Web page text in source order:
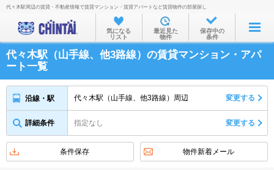
お部屋を探す
沿線・駅から
住所から
家賃相場から
不動産会社から
代々木駅周辺の賃貸・不動産情報で賃貸マンション・賃貸アパートなど賃貸物件の部屋探し
気になる
リスト
最近見た
物件
保存中の
条件
代々木駅（山手線、他3路線）の賃貸マンション・アパ
ート一覧
沿線・駅 代々木駅（山手線、他3路線）周辺 変更する
詳細条件 指定なし 変更する
条件保存 物件新着メール